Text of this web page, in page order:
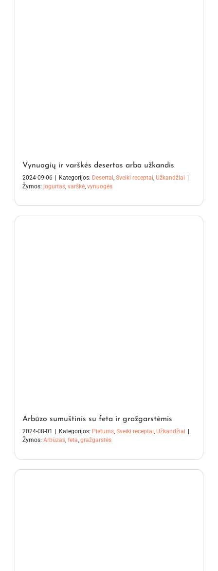
Vynuogių ir varškės desertas arba užkandis
2024-09-06 Kategorijos: Desertai, Sveiki receptai, Užkandžiai
Žymos: jogurtas, varškė, vynuogės
Arbūzo sumuštinis su feta ir gražgarstėmis
2024-08-01 Kategorijos: Pietums, Sveiki receptai, Užkandžiai
Žymos: Arbūzas, feta, gražgarstės